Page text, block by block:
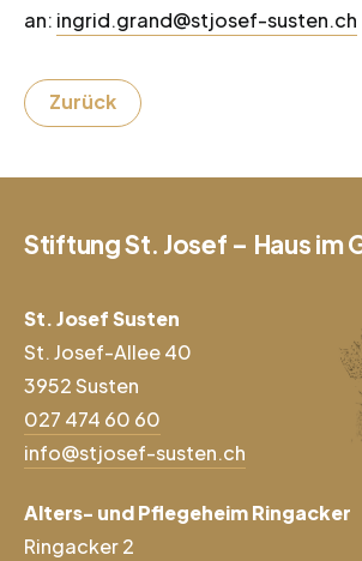
an: ingrid.grand@stjosef-susten.ch
Zurück
Stiftung St. Josef – Haus im
St. Josef Susten
St. Josef-Allee 40
3952 Susten
027 474 60 60
info@stjosef-susten.ch
Alters- und Pflegeheim Ringacker
Ringacker 2